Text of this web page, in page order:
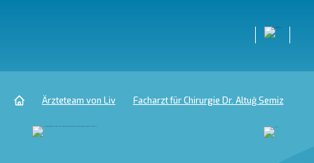
Ärzteteam von Liv Facharzt für Chirurgie Dr. Altuğ Semiz